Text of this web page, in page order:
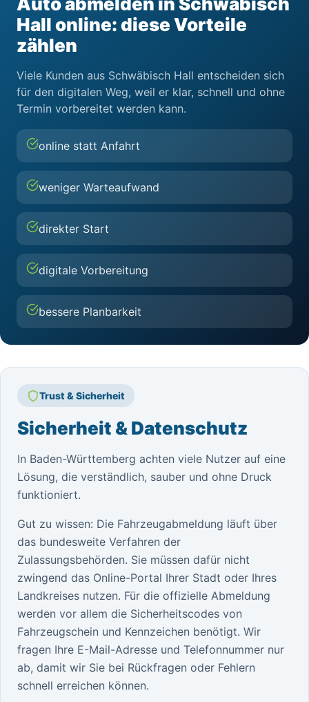
Hall online: diese Vorteile
zählen
Viele Kunden aus Schwäbisch Hall entscheiden sich
für den digitalen Weg, weil er klar, schnell und ohne
Termin vorbereitet werden kann.
online statt Anfahrt
weniger Warteaufwand
direkter Start
digitale Vorbereitung
bessere Planbarkeit
Trust & Sicherheit
Sicherheit & Datenschutz
In Baden-Württemberg achten viele Nutzer auf eine
Lösung, die verständlich, sauber und ohne Druck
funktioniert.
Gut zu wissen: Die Fahrzeugabmeldung läuft über
das bundesweite Verfahren der
Zulassungsbehörden. Sie müssen dafür nicht
zwingend das Online-Portal Ihrer Stadt oder Ihres
Landkreises nutzen. Für die offizielle Abmeldung
werden vor allem die Sicherheitscodes von
Fahrzeugschein und Kennzeichen benötigt. Wir
fragen Ihre E-Mail-Adresse und Telefonnummer nur
ab, damit wir Sie bei Rückfragen oder Fehlern
schnell erreichen können.